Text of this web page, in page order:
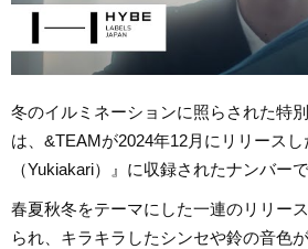
冬のイルミネーションに照らされた特
は、&TEAMが2024年12月にリリース
（Yukiakari）』に収録されたナンバーで
春夏秋冬をテーマにした一連のリリー
られ、キラキラしたシンセや鈴の音色